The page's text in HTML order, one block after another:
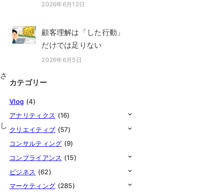
投稿日
2026年6月12日
顧客理解は「した行動」
だけでは足りない
投稿日
2026年6月5日
カテゴリー
Vlog (4)
アナリティクス (16)
クリエイティブ (57)
コンサルティング (9)
コンプライアンス (15)
ビジネス (62)
マーケティング (285)